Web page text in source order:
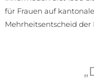
für Frauen auf
Mehrheitsentscheid der